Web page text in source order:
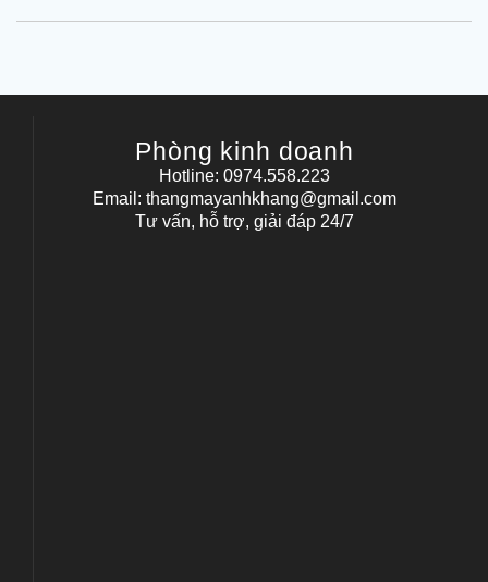
Phòng kinh doanh
Hotline: 0974.558.223
Email: thangmayanhkhang@gmail.com
Tư vấn, hỗ trợ, giải đáp 24/7